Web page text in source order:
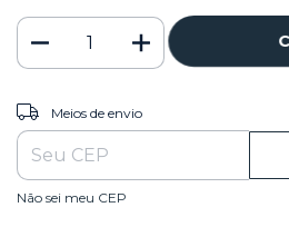
Entregas para o CEP:
Meios de envio
Não sei meu CEP